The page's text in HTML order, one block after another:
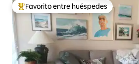
De los mejores en Favorito entre
Favorito entre huéspedes